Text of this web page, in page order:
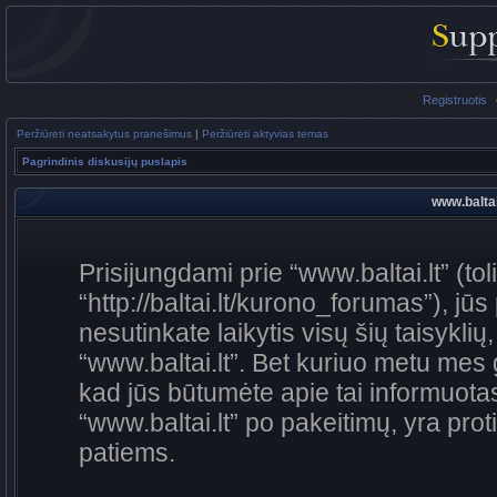
Registruotis
Peržiūrėti neatsakytus pranešimus | Peržiūrėti aktyvias temas
Pagrindinis diskusijų puslapis
Prisijungdami prie “www.baltai.lt”
“http://baltai.lt/kurono_forumas”),
nesutinkate laikytis visų šių
“www.baltai.lt”. Bet kuriuo metu
kad jūs būtumėte apie tai
“www.baltai.lt” po pakeitimų, yra
patiems.